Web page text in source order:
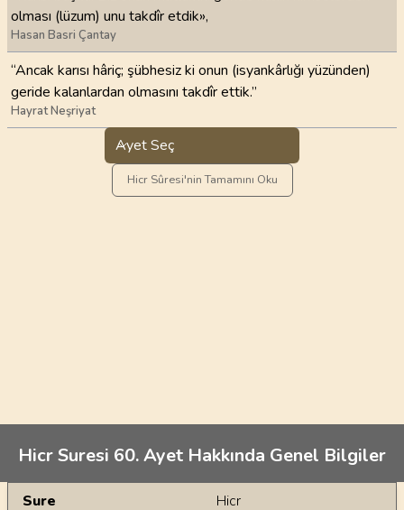
olması (lüzum) unu takdîr etdik»,
Hasan Basri Çantay
“Ancak karısı hâriç; şübhesiz ki onun (isyankârlığı yüzünden)
geride kalanlardan olmasını takdîr ettik.”
Hayrat Neşriyat
Ayet Seç
Hicr Sûresi'nin Tamamını Oku
Hicr Suresi 60. Ayet Hakkında Genel Bilgiler
Genel Bilgiler
Sure Hicr